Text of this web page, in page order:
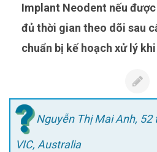
Implant Neodent nếu
đủ thời gian theo dõi sau
chuẩn bị kế hoạch xử lý
Nguyễn Thị Mai Anh,
VIC, Australia